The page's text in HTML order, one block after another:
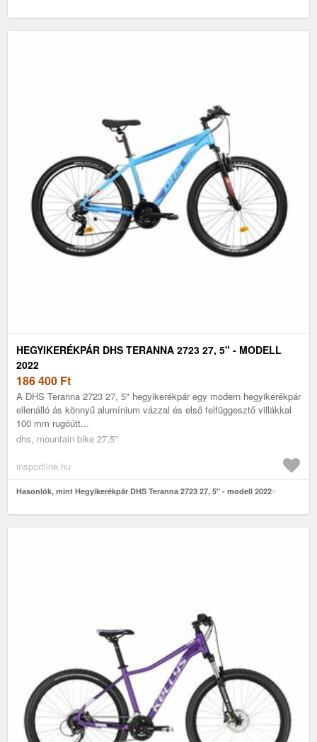
HEGYIKERÉKPÁR DHS TERANNA 2723 27, 5" - MODELL
2022
186 400 Ft
A DHS Teranna 2723 27, 5" hegyikerékpár egy modern hegyikerékpár
ellenálló ás könnyű alumínium vázzal és első felfüggesztő villákkal
100 mm rugóútt...
dhs, mountain bike 27,5"
insportline.hu
Hasonlók, mint Hegyikerékpár DHS Teranna 2723 27, 5" - modell 2022